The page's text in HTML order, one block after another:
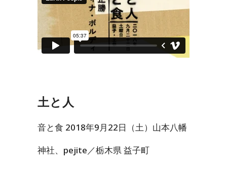
土と人
音と食 2018年9月22日（土）山本八幡
神社、pejite／栃木県 益子町